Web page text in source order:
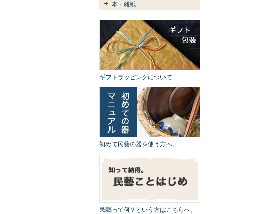
本・雑紙
ギフトラッピングについて
初めて民藝の器を使う方へ。
民藝って何？という方はこちらへ。